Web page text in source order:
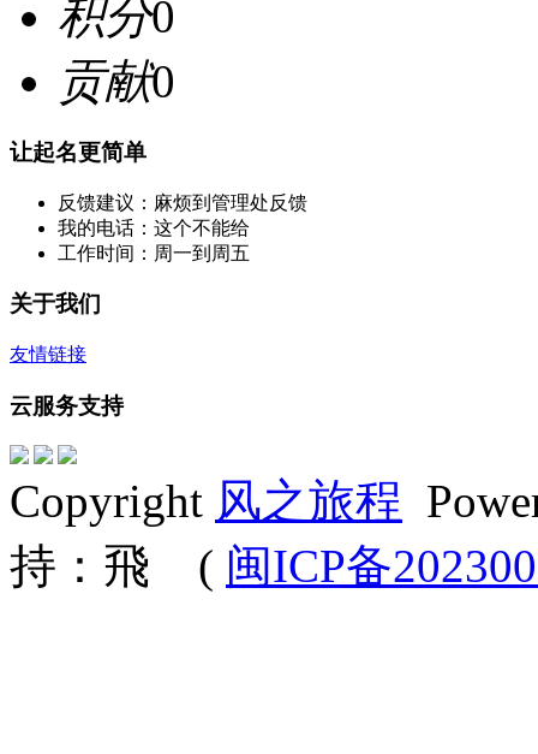
积分0
贡献0
让起名更简单
反馈建议：麻烦到管理处反馈
我的电话：这个不能给
工作时间：周一到周五
关于我们
友情链接
云服务支持
Copyright 风之旅程
持：飛 ( 闽ICP备